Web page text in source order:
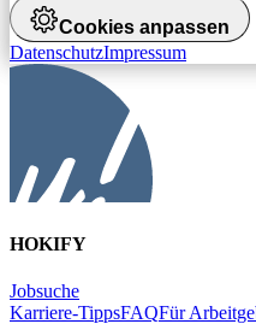
Cookies anpassen
DatenschutzImpressum
HOKIFY
Jobsuche
Karriere-TippsFAQFür